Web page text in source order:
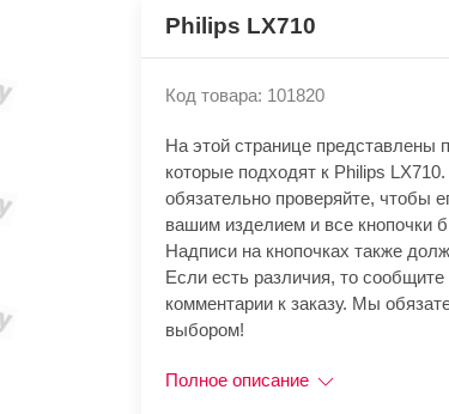
Philips LX710
Код товара: 101820
На этой странице представлены
которые подходят к Philips
обязательно проверяйте, чтобы
вашим изделием и все кнопочки
Надписи на кнопочках также
Если есть различия, то
комментарии к заказу. Мы
выбором!
Полное описание